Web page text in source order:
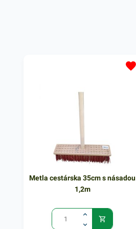
Metla cestárska 35cm s násadou
1,2m